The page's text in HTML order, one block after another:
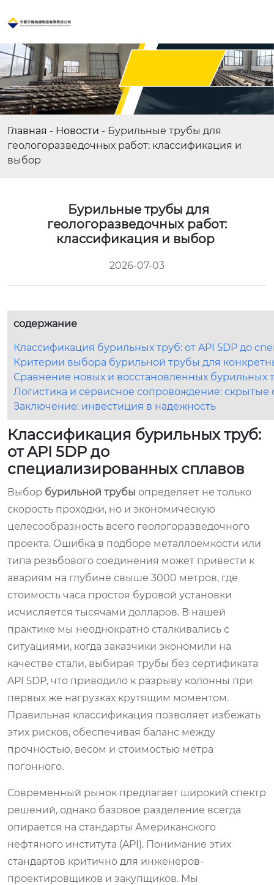
Главная - Новости - Бурильные трубы для
геологоразведочных работ: классификация и
выбор
Бурильные трубы для
геологоразведочных работ:
классификация и выбор
2026-07-03
содержание
Классификация бурильных труб: от API 5DP до
Критерии выбора бурильной трубы для
Сравнение новых и восстановленных бурильных
Логистика и сервисное сопровождение: скрытые
Заключение: инвестиция в надежность
Классификация бурильных труб:
от API 5DP до
специализированных сплавов
Выбор бурильной трубы определяет не только
скорость проходки, но и экономическую
целесообразность всего геологоразведочного
проекта. Ошибка в подборе металлоемкости или
типа резьбового соединения может привести к
авариям на глубине свыше 3000 метров, где
стоимость часа простоя буровой установки
исчисляется тысячами долларов. В нашей
практике мы неоднократно сталкивались с
ситуациями, когда заказчики экономили на
качестве стали, выбирая трубы без сертификата
API 5DP, что приводило к разрыву колонны при
первых же нагрузках крутящим моментом.
Правильная классификация позволяет избежать
этих рисков, обеспечивая баланс между
прочностью, весом и стоимостью метра
погонного.
Современный рынок предлагает широкий спектр
решений, однако базовое разделение всегда
опирается на стандарты Американского
нефтяного института (API). Понимание этих
стандартов критично для инженеров-
проектировщиков и закупщиков. Мы